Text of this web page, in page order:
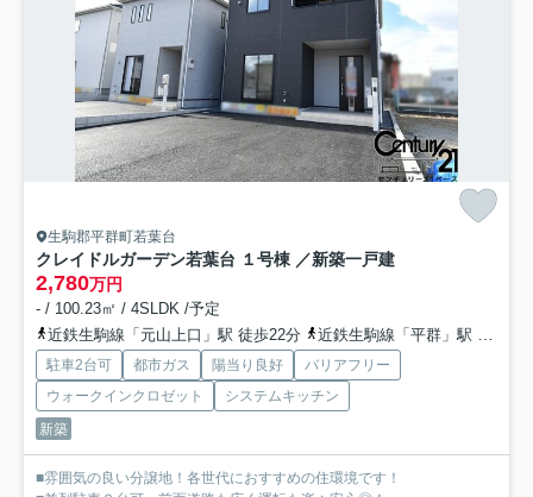
生駒郡平群町若葉台
クレイドルガーデン若葉台 １号棟 ／新築一戸建
2,780万円
- / 100.23㎡ / 4SLDK /予定
近鉄生駒線「元山上口」駅 徒歩22分
近鉄生駒線「平群」駅 徒歩22分
駐車2台可 都市ガス 陽当り良好
バリアフリー
ウォークインクロゼット
システムキッチン
新築
■雰囲気の良い分譲地！各世代におすすめの住環境です！